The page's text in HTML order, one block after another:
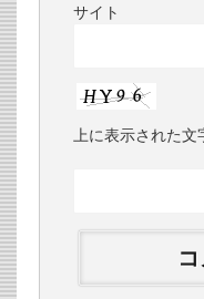
サイト
上に表示された文